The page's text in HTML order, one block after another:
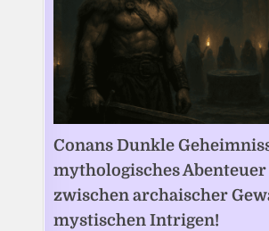
Conans Dunkle
mythologisches Abenteuer
zwischen archaischer
mystischen Intrigen!